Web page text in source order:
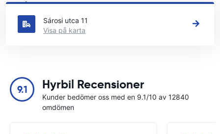
Se våra huvudsakliga biluthyrningsplatser i Szeged
Sárosi utca 11
Visa på karta
9.1 Hyrbil Recensioner
Kunder bedömer oss med en 9.1/10 av 12840
omdömen